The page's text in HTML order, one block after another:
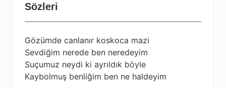
Sözleri
Gözümde canlanır koskoca mazi
Sevdiğim nerede ben neredeyim
Suçumuz neydi ki ayrıldık böyle
Kaybolmuş benliğim ben ne haldeyim